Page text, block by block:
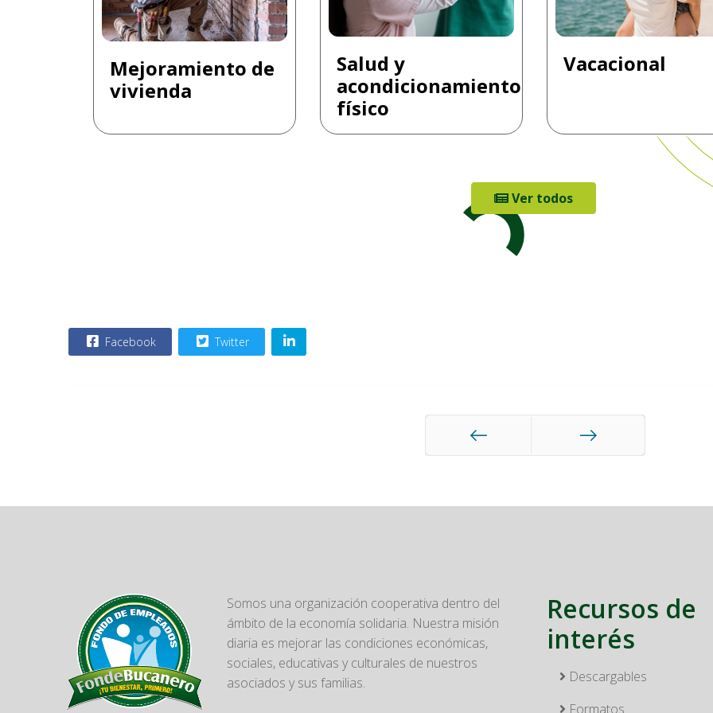
Mejoramiento de
vivienda
Salud y
acondicionamiento
físico
Vacacional
Ver todos
Facebook Twitter
Somos una organización cooperativa dentro del
ámbito de la economía solidaria. Nuestra misión
diaria es mejorar las condiciones económicas,
sociales, educativas y culturales de nuestros
asociados y sus familias.
Recursos de
interés
Descargables
Formatos